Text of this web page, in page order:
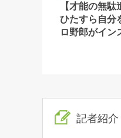
【才能の無
ひたすら自分
ロ野郎がイン
記者紹介